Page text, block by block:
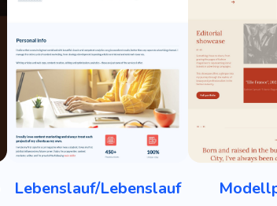
Lebenslauf/Lebenslauf